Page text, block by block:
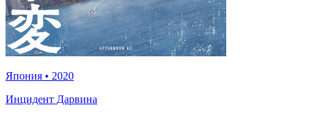
Япония • 2020
Инцидент Дарвина